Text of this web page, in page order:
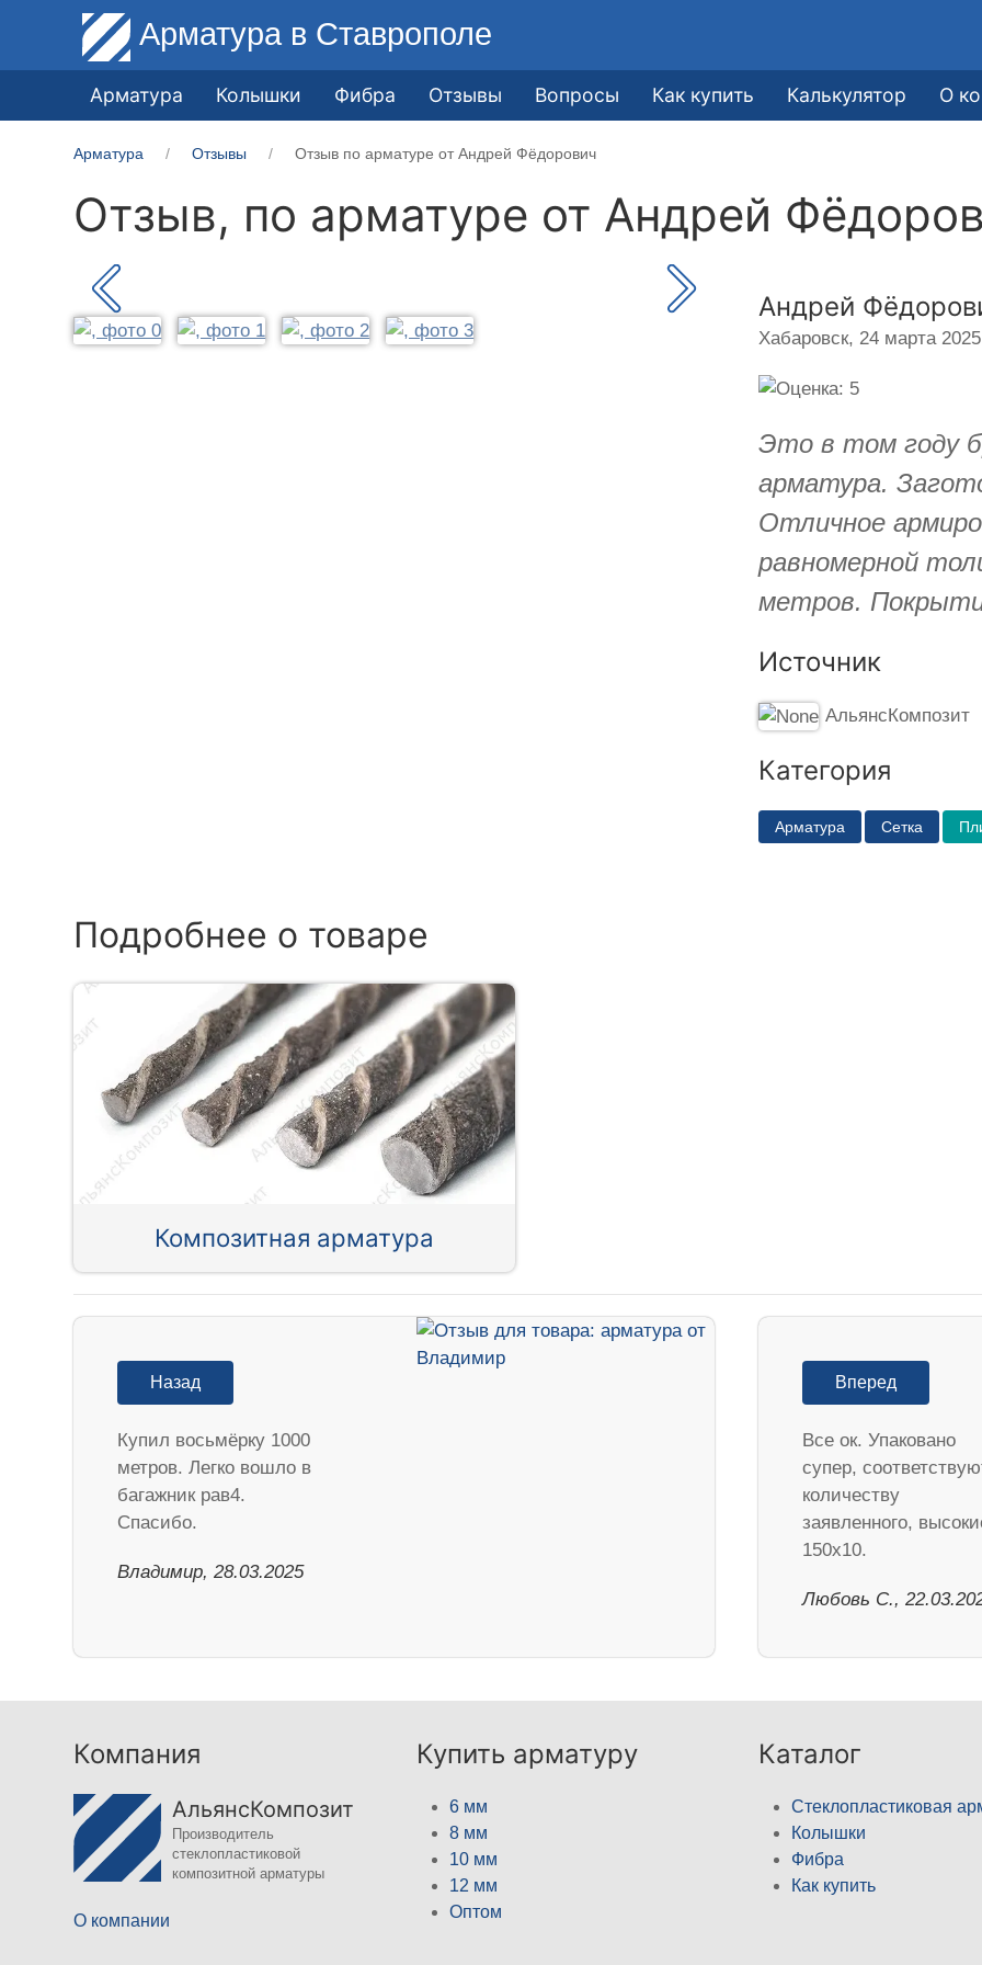
Арматура в Ставрополе
Арматура Колышки Фибра Отзывы Вопросы Как купить Калькулятор О
Арматура Отзывы Отзыв по арматуре от Андрей Фёдорович
Отзыв, по арматуре от Андрей
Андрей
Хабаровск, 24 марта 2025
Это в том году
арматура.
Отличное
равномерной
метров.
Источник
АльянсКомпозит
Категория
Арматура Сетка
Подробнее о товаре
Композитная арматура
Назад
Купил восьмёрку 1000
метров. Легко вошло в
багажник рав4.
Спасибо.
Владимир, 28.03.2025
Вперед
Все ок. Упаковано
супер,
количеству
заявленного,
150х10.
Любовь С.,
Компания
АльянсКомпозит
Производитель
стеклопластиковой
композитной арматуры
О компании
Купить арматуру
6 мм
8 мм
10 мм
12 мм
Оптом
Каталог
Стеклопластиковая
Колышки
Фибра
Как купить